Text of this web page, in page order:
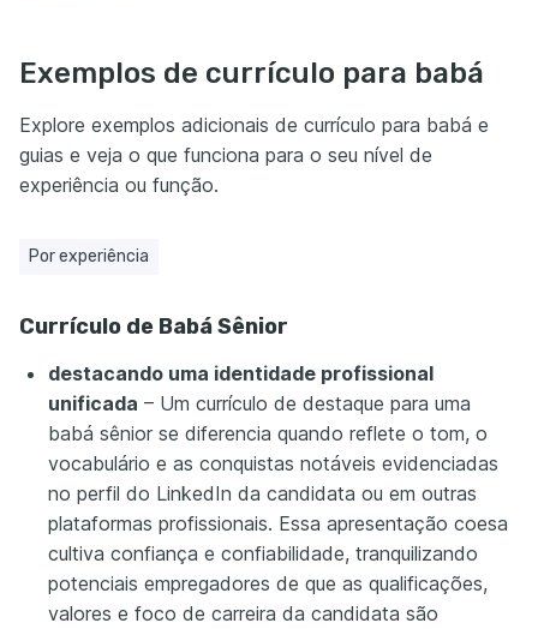
Exemplos de currículo para babá
Explore exemplos adicionais de currículo para babá e
guias e veja o que funciona para o seu nível de
experiência ou função.
Por experiência
Currículo de Babá Sênior
destacando uma identidade profissional
unificada – Um currículo de destaque para uma
babá sênior se diferencia quando reflete o tom, o
vocabulário e as conquistas notáveis evidenciadas
no perfil do LinkedIn da candidata ou em outras
plataformas profissionais. Essa apresentação coesa
cultiva confiança e confiabilidade, tranquilizando
potenciais empregadores de que as qualificações,
valores e foco de carreira da candidata são